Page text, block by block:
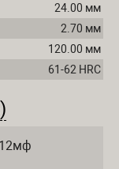
24.00 мм
2.70 мм
120.00 мм
61-62 HRC